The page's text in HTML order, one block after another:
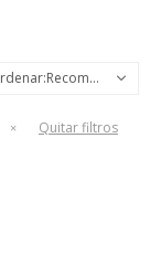
Recomendados
Quitar filtros